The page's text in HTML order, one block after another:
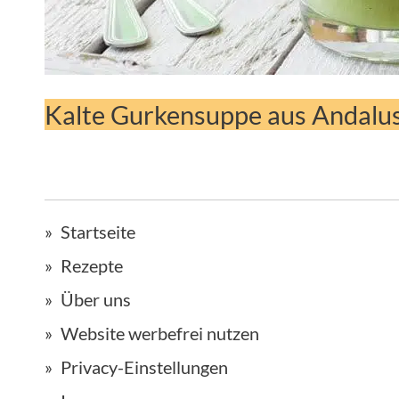
Kalte Gurkensuppe aus
Startseite
Rezepte
Über uns
Website werbefrei nutzen
Privacy-Einstellungen